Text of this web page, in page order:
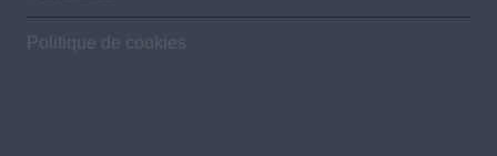
Politique de cookies